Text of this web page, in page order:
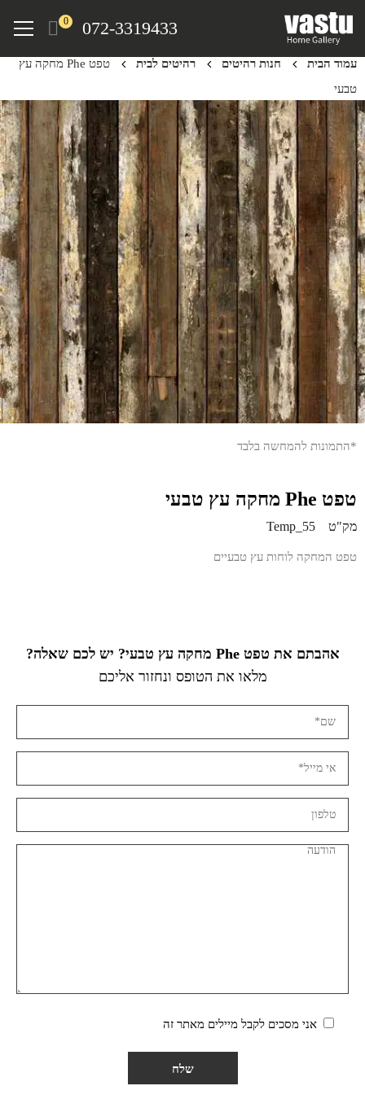
072-3319433
0
Menu
עמוד הבית חנות רהיטים רהיטים לבית
טפט Phe מחקה עץ
טבעי
*התמונות להמחשה בלבד
טפט Phe מחקה עץ טבעי
מק"ט Temp_55
טפט המחקה לוחות עץ טבעיים
אהבתם את טפט Phe מחקה עץ טבעי? יש לכם שאלה?
מלאו את הטופס ונחזור אליכם
אני מסכים לקבל מיילים מאתר זה